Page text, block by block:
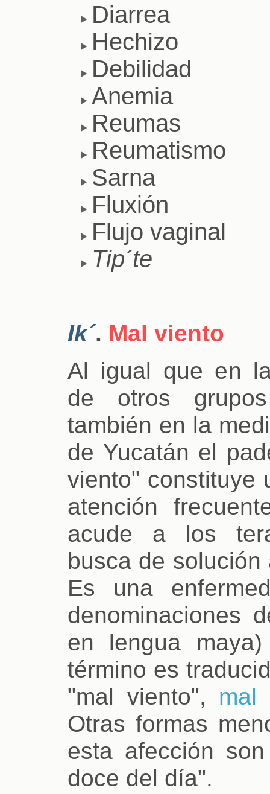
Diarrea
Hechizo
Debilidad
Anemia
Reumas
Reumatismo
Sarna
Fluxión
Flujo vaginal
Tip´te
Ik´. Mal viento
Al igual que en
de otros
también en la
de Yucatán el
viento" constituye
atención
acude a los
busca de
Es una
denominaciones
en lengua
término es
"mal viento", mal
Otras formas
esta afección
doce del día".